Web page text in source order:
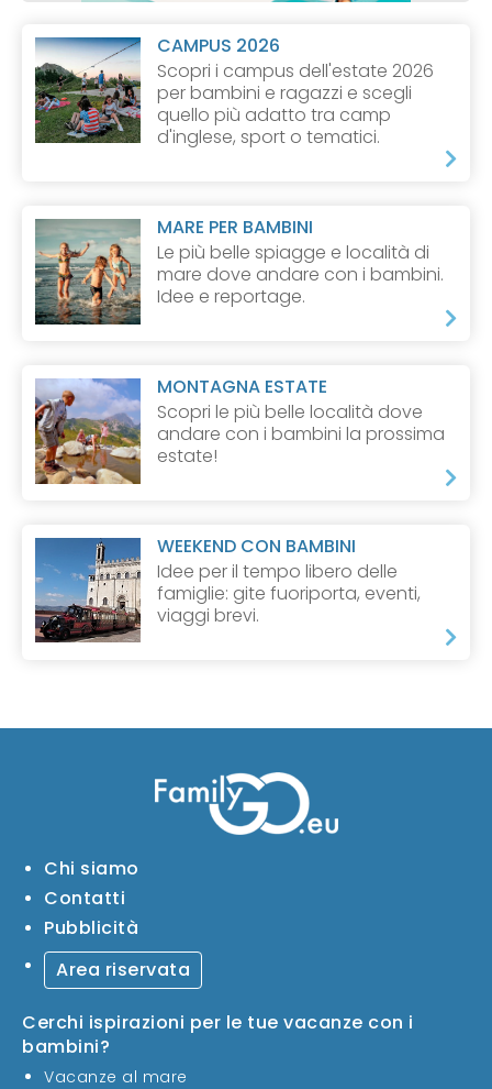
CAMPUS 2026
Scopri i campus dell'estate 2026
per bambini e ragazzi e scegli
quello più adatto tra camp
d'inglese, sport o tematici.
MARE PER BAMBINI
Le più belle spiagge e località di
mare dove andare con i bambini.
Idee e reportage.
MONTAGNA ESTATE
Scopri le più belle località dove
andare con i bambini la prossima
estate!
WEEKEND CON BAMBINI
Idee per il tempo libero delle
famiglie: gite fuoriporta, eventi,
viaggi brevi.
Chi siamo
Contatti
Pubblicità
Area riservata
Cerchi ispirazioni per le tue vacanze con i
bambini?
Vacanze al mare